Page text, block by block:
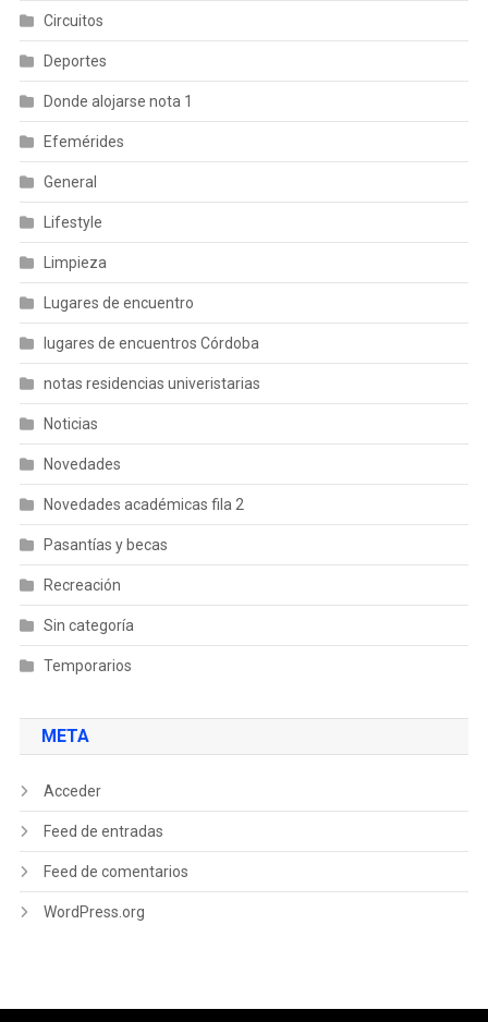
Circuitos
Deportes
Donde alojarse nota 1
Efemérides
General
Lifestyle
Limpieza
Lugares de encuentro
lugares de encuentros Córdoba
notas residencias univeristarias
Noticias
Novedades
Novedades académicas fila 2
Pasantías y becas
Recreación
Sin categoría
Temporarios
META
Acceder
Feed de entradas
Feed de comentarios
WordPress.org